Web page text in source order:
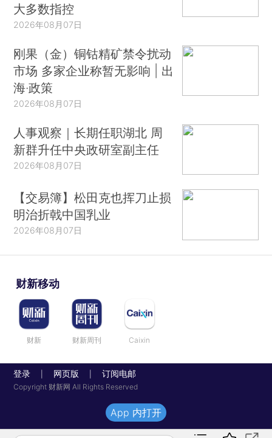
大多数指控
2026年08月07日
刚果（金）铜钴精矿禁令扰动
市场 多家企业称暂无影响 | 出
海·政策
2026年08月07日
人事观察｜长期任职湖北 周
新群升任中央政研室副主任
2026年08月07日
【交易簿】松田克也挥刀止损
明治折戟中国乳业
2026年08月07日
财新移动
财新 财新周刊 Caixin
登录 网页版 订阅电邮
Copyright 财新网 All Rights Reserved
App 内打开